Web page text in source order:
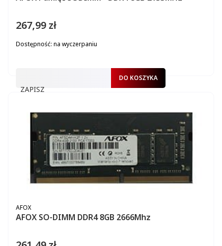
Cena
267,99 zł
Dostępność: na wyczerpaniu
ZAPISZ
DO KOSZYKA
AFOX SO-DIMM DDR4 8GB 2666Mhz
PRODUCENT
AFOX